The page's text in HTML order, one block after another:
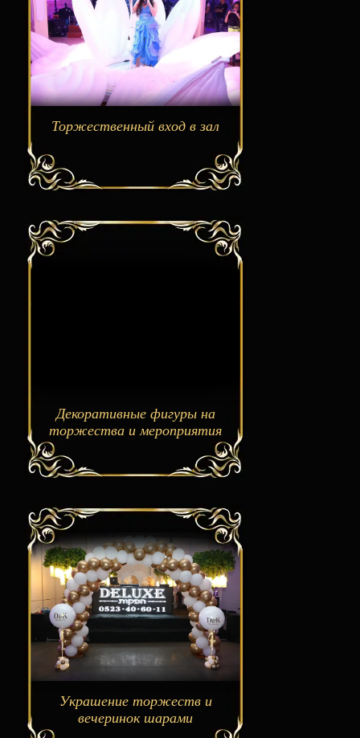
Торжественный вход в зал
Декоративные фигуры на
торжества и мероприятия
Украшение торжеств и
вечеринок шарами